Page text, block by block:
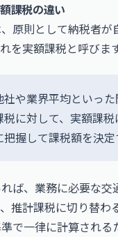
課税の違い
原則として納税者
を実額課税と呼びま
社や業界平均といっ
税に対して、実額課
握して課税額を決定
ば、業務に必要な
推計課税に切り替わ
で一律に計算される